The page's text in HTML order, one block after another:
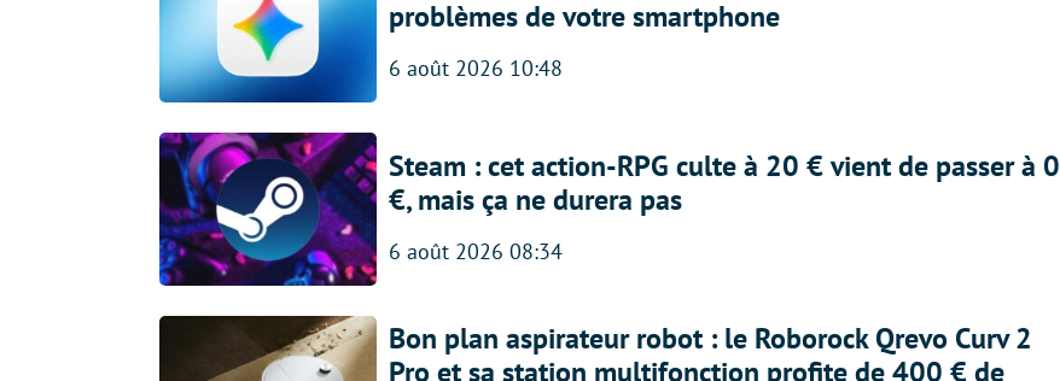
problèmes de votre smartphone
6 août 2026 10:48
Steam : cet action-RPG culte à 20 € vient de passer à 0
€, mais ça ne durera pas
6 août 2026 08:34
Bon plan aspirateur robot : le Roborock Qrevo Curv 2
Pro et sa station multifonction profite de 400 € de